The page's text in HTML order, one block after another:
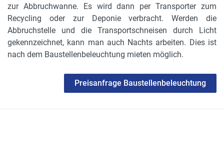
zur Abbruchwanne. Es wird dann per Transporter zum
Recycling oder zur Deponie verbracht. Werden die
Abbruchstelle und die Transportschneisen durch Licht
gekennzeichnet, kann man auch Nachts arbeiten. Dies ist
nach dem Baustellenbeleuchtung mieten möglich.
Preisanfrage Baustellenbeleuchtung